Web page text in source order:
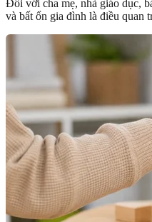
Đối với cha mẹ, nhà giáo dục,
và bất ổn gia đình là điều quan